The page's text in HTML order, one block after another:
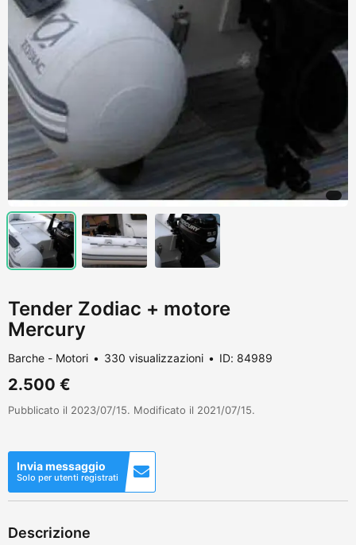
Tender Zodiac + motore
Mercury
Barche - Motori 330 visualizzazioni ID: 84989
2.500 €
Pubblicato il 2023/07/15. Modificato il 2021/07/15.
Invia messaggio
Solo per utenti registrati
Descrizione